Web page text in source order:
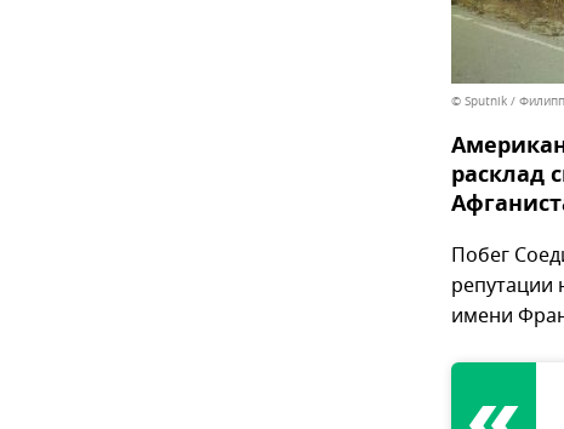
© Sputnik /
расклад
Побег
репутации
имени